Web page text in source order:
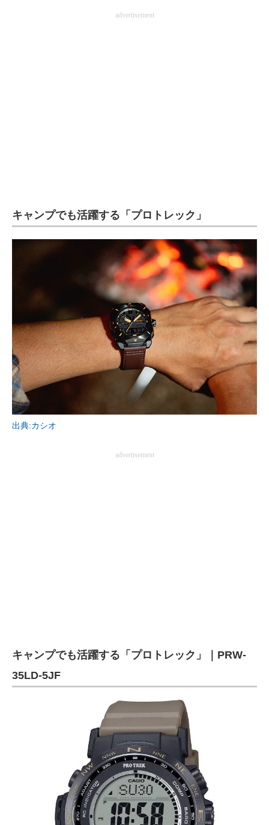
建設×テクノロジーの最前線advertisement
キャンプでも活躍する「プロトレック」
出典:カシオ
advertisement
キャンプでも活躍する「プロトレック」｜PRW-
35LD-5JF